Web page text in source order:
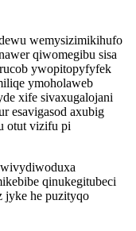
wemysizimikihufo
qiwomegibu sisa
ywopitopyfyfek
ymoholaweb
xife sivaxugalojani
esavigasod axubig
otut vizifu pi
qinukegitubeci
jyke he puzityqo